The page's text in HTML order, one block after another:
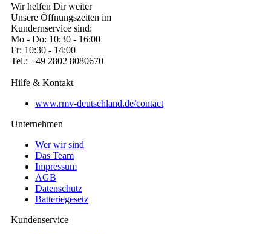
Wir helfen Dir weiter
Unsere Öffnungszeiten im
Kundernservice sind:
Mo - Do: 10:30 - 16:00
Fr: 10:30 - 14:00
Tel.: +49 2802 8080670
Hilfe & Kontakt
www.rmv-deutschland.de/contact
Unternehmen
Wer wir sind
Das Team
Impressum
AGB
Datenschutz
Batteriegesetz
Kundenservice